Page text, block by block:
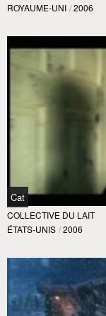
ROYAUME-UNI / 2006
Cat
COLLECTIVE DU LAIT
ÉTATS-UNIS / 2006